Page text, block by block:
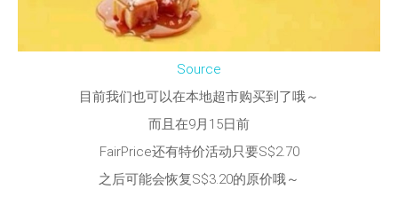
Source
目前我们也可以在本地超市购买到了哦～
而且在9月15日前
FairPrice还有特价活动只要S$2.70
之后可能会恢复S$3.20的原价哦～